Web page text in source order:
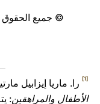
© جميع الحقوق
[1] را. ماريا إيزابيل
الأطفال والمراهقين